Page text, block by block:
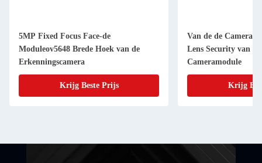
5MP Fixed Focus Face-de
Moduleov5648 Brede Hoek van de
Erkenningscamera
Krijg Beste Prijs
Van de de
Lens Security van
Cameramodule
Krijg